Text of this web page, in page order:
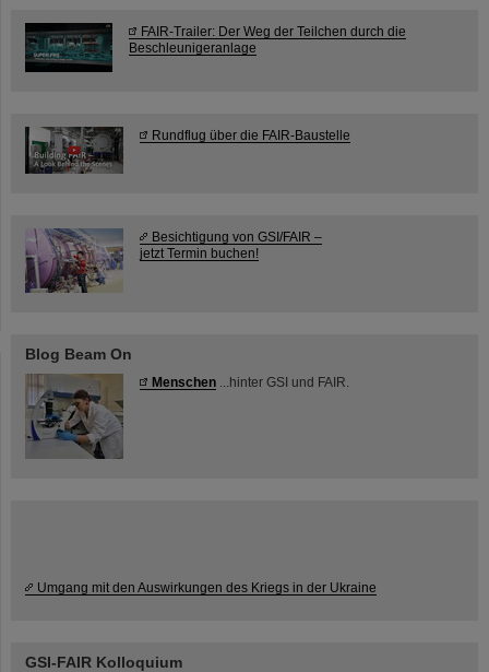
FAIR-Trailer: Der Weg der Teilchen durch die
Beschleunigeranlage
Rundflug über die FAIR-Baustelle
Besichtigung von GSI/FAIR –
jetzt Termin buchen!
Blog Beam On
Menschen ...hinter GSI und FAIR.
Umgang mit den Auswirkungen des Kriegs in der Ukraine
GSI-FAIR Kolloquium